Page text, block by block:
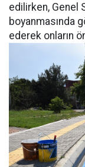
edilirken, Genel
boyanmasında
ederek onların